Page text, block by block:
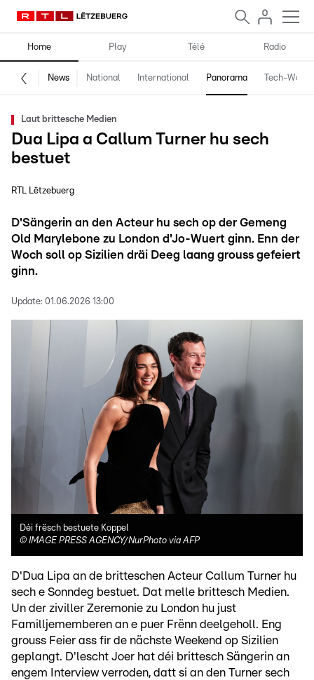
Home Play Télé Radio
News National International Panorama Tech-World
Laut brittesche Medien
Dua Lipa a Callum Turner hu sech
bestuet
RTL Lëtzebuerg
D'Sängerin an den Acteur hu sech op der Gemeng
Old Marylebone zu London d'Jo-Wuert ginn. Enn der
Woch soll op Sizilien dräi Deeg laang grouss gefeiert
ginn.
Update: 01.06.2026 13:00
Déi frësch bestuete Koppel
© IMAGE PRESS AGENCY/NurPhoto via AFP
D'Dua Lipa an de britteschen Acteur Callum Turner hu
sech e Sonndeg bestuet. Dat melle brittesch Medien.
Un der ziviller Zeremonie zu London hu just
Familljememberen an e puer Frënn deelgeholl. Eng
grouss Feier ass fir de nächste Weekend op Sizilien
geplangt. D'lescht Joer hat déi brittesch Sängerin an
engem Interview verroden, datt si an den Turner sech